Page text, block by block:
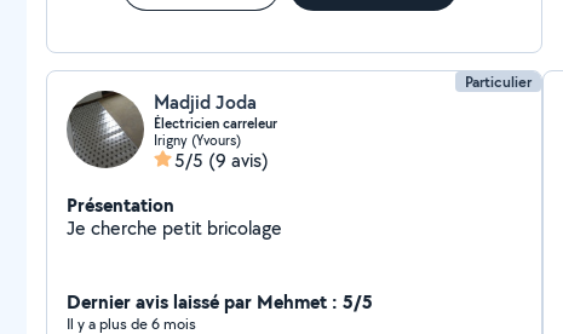
Particulier
Madjid Joda
Électricien carreleur
Irigny (Yvours)
5/5 (9 avis)
Présentation
Je cherche petit bricolage
Dernier avis laissé par Mehmet : 5/5
Il y a plus de 6 mois